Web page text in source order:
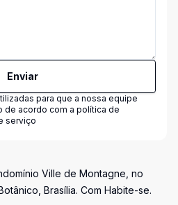
Enviar
para que a nossa equipe
de acordo com a política de
serviço
Ville de Montagne, no
Brasília. Com Habite-se.